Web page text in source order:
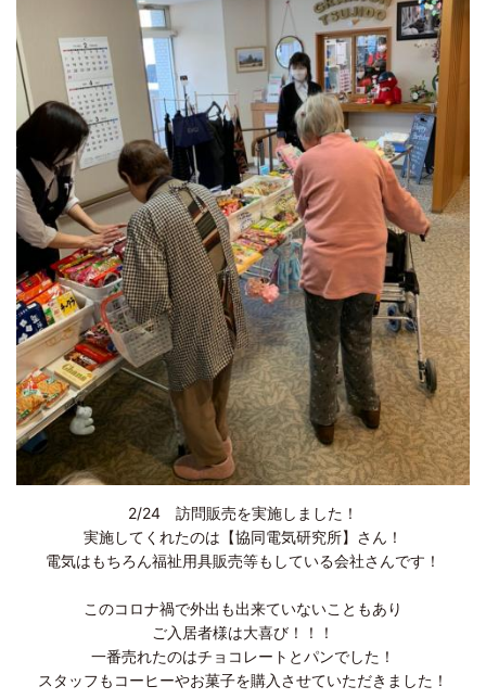
2/24 訪問販売を実施しました！
実施してくれたのは【協同電気研究所】さん！
電気はもちろん福祉用具販売等もしている会社さんです！
このコロナ禍で外出も出来ていないこともあり
ご入居者様は大喜び！！！
一番売れたのはチョコレートとパンでした！
スタッフもコーヒーやお菓子を購入させていただきました！